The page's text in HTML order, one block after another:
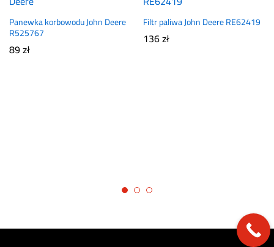
Panewka korbowodu John Deere
R525767
89zł
Filtr paliwa John Deere RE62419
136zł